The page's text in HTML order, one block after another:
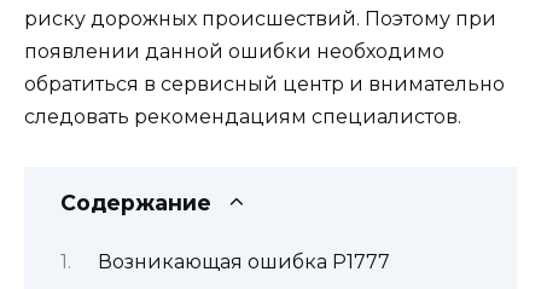
риску дорожных происшествий. Поэтому при
появлении данной ошибки необходимо
обратиться в сервисный центр и внимательно
следовать рекомендациям специалистов.
Содержание
Возникающая ошибка Р1777